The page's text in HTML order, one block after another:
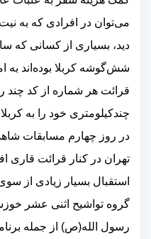
می‌توان در افرادی که به
دید، بسیاری از کسانی که
شش‌گوشه کربلا بوده‌اند به
قرائت هر شماره از کد چند
چندکیلومتری خود را به
در روز چهارم مسابقات
تهران در کنار قرائت قاری
استقبال بسیار زیادی از
گروه تواشیح اثنی عشر
رسول الله(ص) از جمله